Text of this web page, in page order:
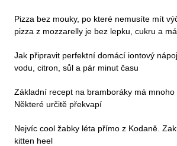
Pizza bez mouky, po které nemusíte mít
pizza z mozzarelly je bez lepku, cukru a
Jak připravit perfektní domácí iontový
vodu, citron, sůl a pár minut času
Základní recept na bramboráky má mnoho
Některé určitě překvapí
Nejvíc cool žabky léta přímo z Kodaně.
kitten heel